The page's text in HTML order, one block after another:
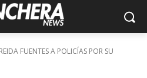
FUENTES A POLICÍAS POR SU